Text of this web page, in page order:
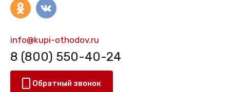
info@kupi-othodov.ru
8 (800) 550-40-24
Обратный звонок